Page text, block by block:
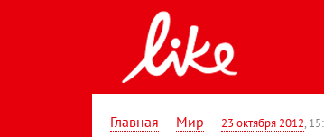
Главная — Мир — 23 октября 2012,